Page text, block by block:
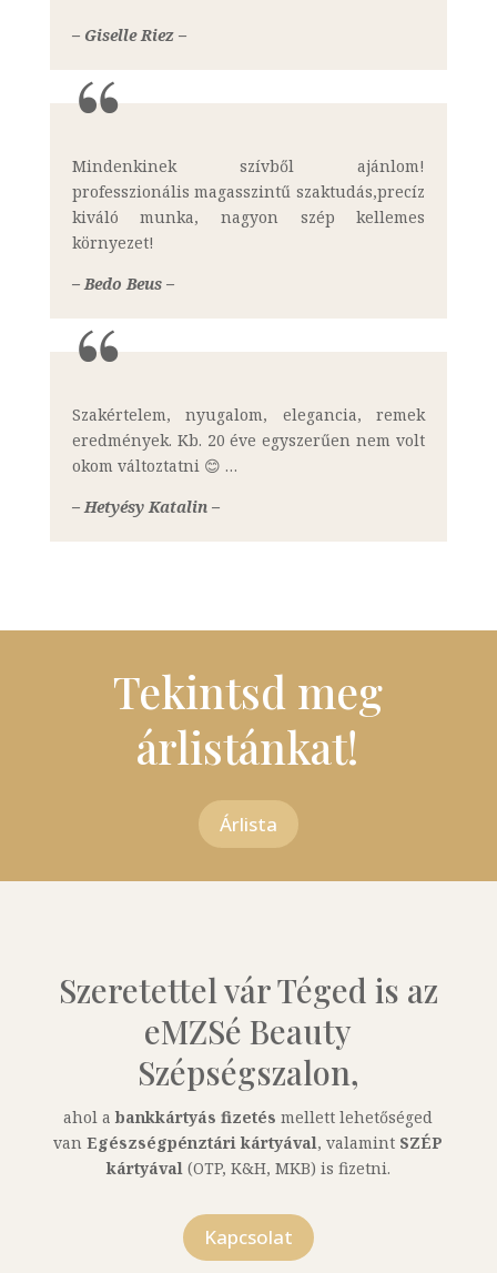
– Giselle Riez –
Mindenkinek szívből ajánlom!
professzionális magasszintű szaktudás,precíz
kiváló munka, nagyon szép kellemes
környezet!
– Bedo Beus –
Szakértelem, nyugalom, elegancia, remek
eredmények. Kb. 20 éve egyszerűen nem volt
okom változtatni 😊 …
– Hetyésy Katalin –
Tekintsd meg
árlistánkat!
Árlista
Szeretettel vár Téged is az
eMZSé Beauty
Szépségszalon,
ahol abankkártyás fizetés mellett lehetőséged
vanEgészségpénztári kártyával, valamint SZÉP
kártyával (OTP, K&H, MKB) is fizetni.
Kapcsolat